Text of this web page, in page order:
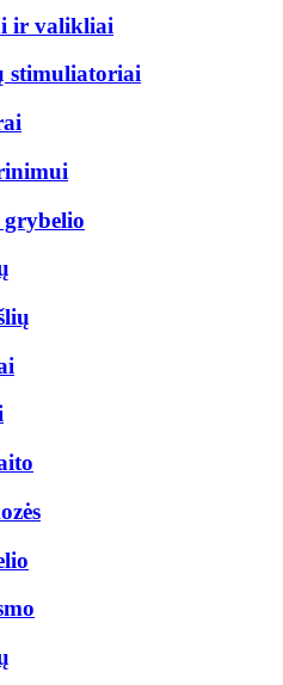
ir valikliai
stimuliatoriai